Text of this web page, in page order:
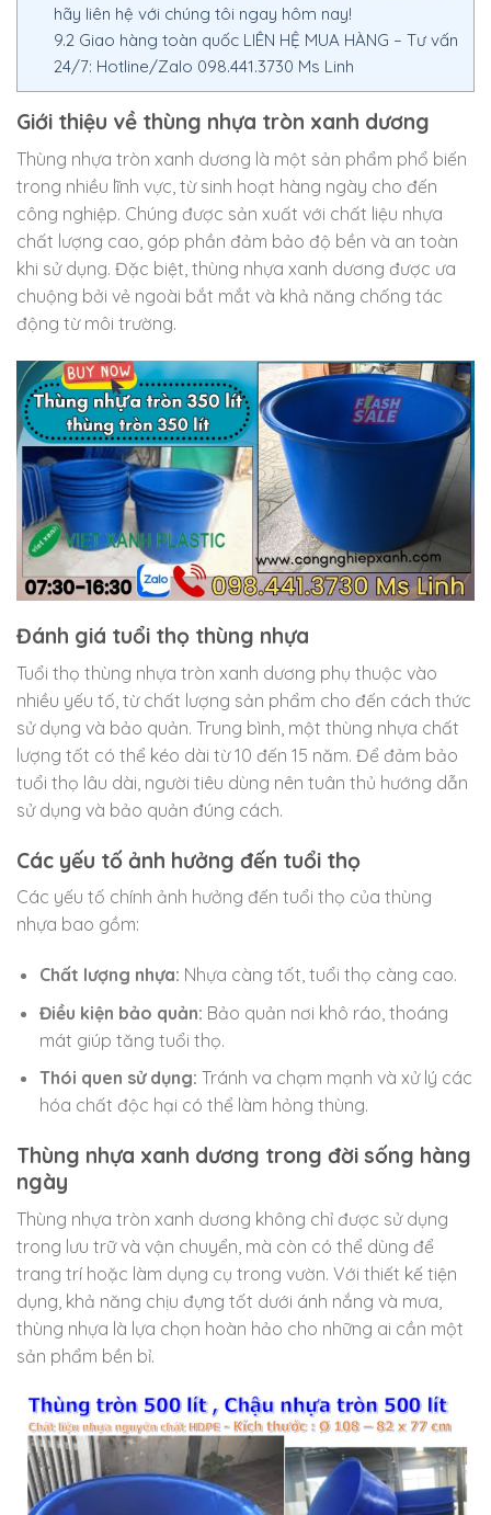
hãy liên hệ với chúng tôi ngay hôm nay!
9.2Giao hàng toàn quốc LIÊN HỆ MUA HÀNG – Tư vấn
24/7: Hotline/Zalo 098.441.3730 Ms Linh
Giới thiệu về thùng nhựa tròn xanh dương
Thùng nhựa tròn xanh dương là một sản phẩm phổ biến
trong nhiều lĩnh vực, từ sinh hoạt hàng ngày cho đến
công nghiệp. Chúng được sản xuất với chất liệu nhựa
chất lượng cao, góp phần đảm bảo độ bền và an toàn
khi sử dụng. Đặc biệt, thùng nhựa xanh dương được ưa
chuộng bởi vẻ ngoài bắt mắt và khả năng chống tác
động từ môi trường.
Đánh giá tuổi thọ thùng nhựa
Tuổi thọ thùng nhựa tròn xanh dương phụ thuộc vào
nhiều yếu tố, từ chất lượng sản phẩm cho đến cách thức
sử dụng và bảo quản. Trung bình, một thùng nhựa chất
lượng tốt có thể kéo dài từ 10 đến 15 năm. Để đảm bảo
tuổi thọ lâu dài, người tiêu dùng nên tuân thủ hướng dẫn
sử dụng và bảo quản đúng cách.
Các yếu tố ảnh hưởng đến tuổi thọ
Các yếu tố chính ảnh hưởng đến tuổi thọ của thùng
nhựa bao gồm:
Chất lượng nhựa: Nhựa càng tốt, tuổi thọ càng cao.
Điều kiện bảo quản: Bảo quản nơi khô ráo, thoáng
mát giúp tăng tuổi thọ.
Thói quen sử dụng: Tránh va chạm mạnh và xử lý các
hóa chất độc hại có thể làm hỏng thùng.
Thùng nhựa xanh dương trong đời sống hàng
ngày
Thùng nhựa tròn xanh dương không chỉ được sử dụng
trong lưu trữ và vận chuyển, mà còn có thể dùng để
trang trí hoặc làm dụng cụ trong vườn. Với thiết kế tiện
dụng, khả năng chịu đựng tốt dưới ánh nắng và mưa,
thùng nhựa là lựa chọn hoàn hảo cho những ai cần một
sản phẩm bền bỉ.